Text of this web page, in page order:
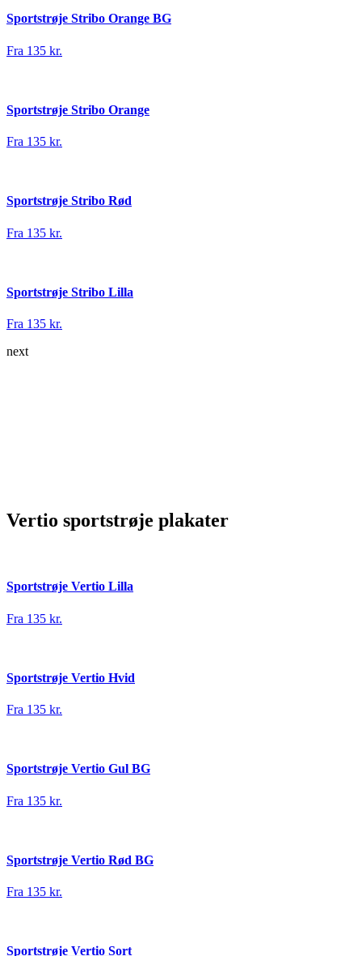
Sportstrøje Stribo Orange BG
Fra 135 kr.
Sportstrøje Stribo Orange
Fra 135 kr.
Sportstrøje Stribo Rød
Fra 135 kr.
Sportstrøje Stribo Lilla
Fra 135 kr.
next
Vertio sportstrøje plakater
Sportstrøje Vertio Lilla
Fra 135 kr.
Sportstrøje Vertio Hvid
Fra 135 kr.
Sportstrøje Vertio Gul BG
Fra 135 kr.
Sportstrøje Vertio Rød BG
Fra 135 kr.
Sportstrøje Vertio Sort